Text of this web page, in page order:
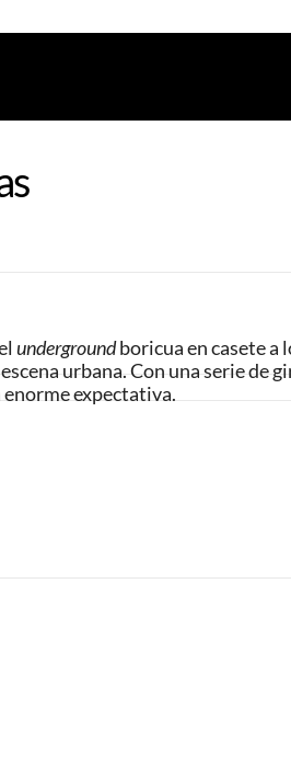
undergroundboricua en casete a
urbana. Con una serie de
enorme expectativa.